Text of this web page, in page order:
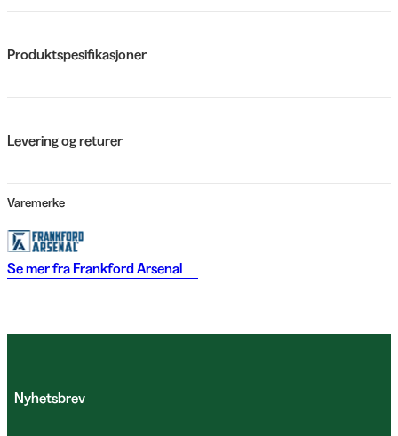
Produktspesifikasjoner
Levering og returer
Varemerke
Se mer fra Frankford Arsenal
Nyhetsbrev